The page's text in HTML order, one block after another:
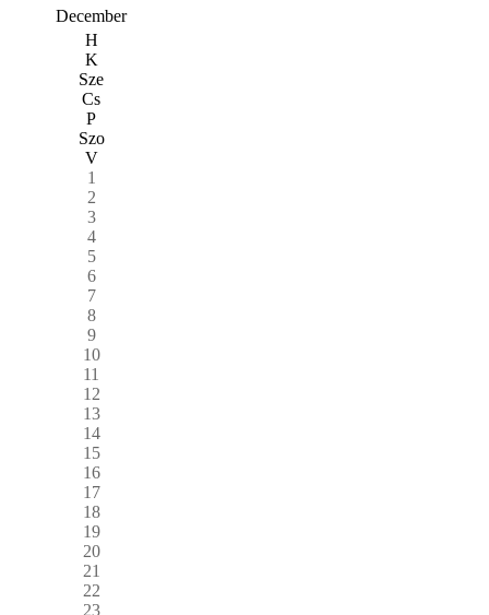
December
H
K
Sze
Cs
P
Szo
V
1
2
3
4
5
6
7
8
9
10
11
12
13
14
15
16
17
18
19
20
21
22
23